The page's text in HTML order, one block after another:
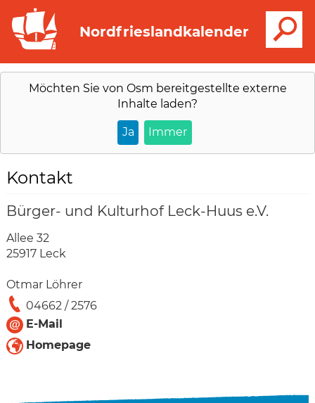
Nordfrieslandkalender
Möchten Sie von Osm bereitgestellte externe
Inhalte laden?
Ja Immer
Allee 32
25917 Leck
Otmar Löhrer
04662 / 2576
E-Mail
Homepage
Bürger- und Kulturhof Leck-Huus e.V.
Kontakt